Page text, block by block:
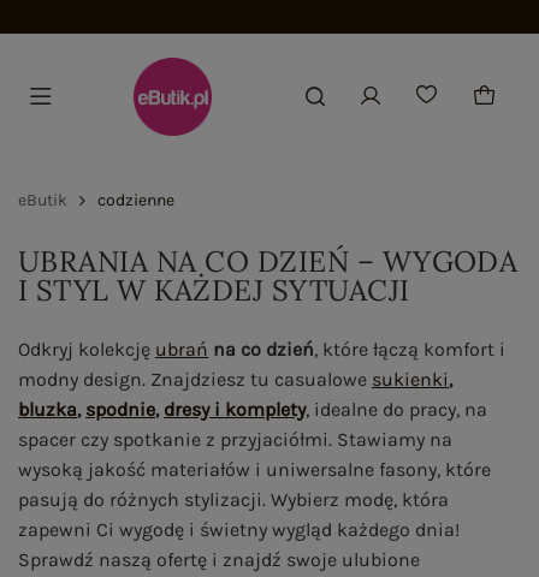
eButik codzienne
UBRANIA NA CO DZIEŃ – WYGODA
I STYL W KAŻDEJ SYTUACJI
Odkryj kolekcję ubrań na co dzień, które łączą komfort i
modny design. Znajdziesz tu casualowe sukienki,
bluzka, spodnie, dresy i komplety, idealne do pracy, na
spacer czy spotkanie z przyjaciółmi. Stawiamy na
wysoką jakość materiałów i uniwersalne fasony, które
pasują do różnych stylizacji. Wybierz modę, która
zapewni Ci wygodę i świetny wygląd każdego dnia!
Sprawdź naszą ofertę i znajdź swoje ulubione